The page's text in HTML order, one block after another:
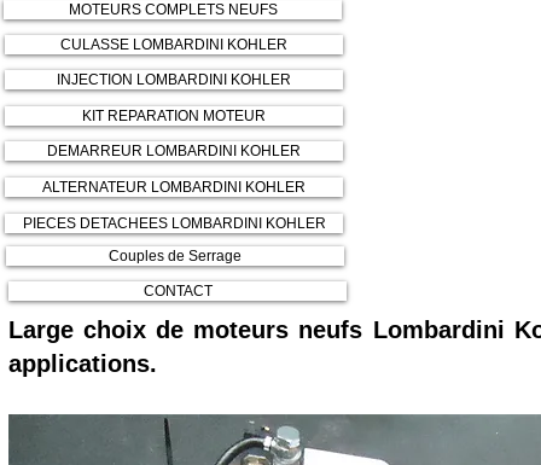
Large choix de moteurs neufs Lombardini
applications.
INJECTION LOMBARDINI KOHLER
DEMARREUR LOMBARDINI KOHLER
ALTERNATEUR LOMBARDINI KOHLER
Couples de Serrage
CONTACT
MOTEURS COMPLETS NEUFS
CULASSE LOMBARDINI KOHLER
KIT REPARATION MOTEUR
PIECES DETACHEES LOMBARDINI KOHLER